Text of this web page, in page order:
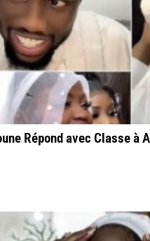
Répond avec Classe à